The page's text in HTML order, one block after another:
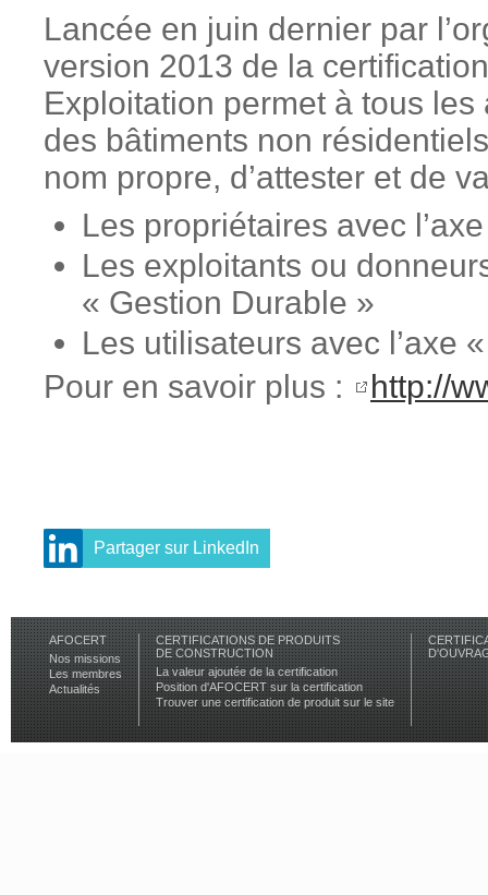
Lancée en juin dernier par
version 2013 de la
Exploitation permet à tous
des bâtiments non
nom propre, d’attester et de
Les propriétaires avec
Les exploitants ou
« Gestion Durable »
Les utilisateurs avec l’axe
Pour en savoir plus :
http://
Partager sur LinkedIn
AFOCERT
Nos missions
Les membres
Actualités
CERTIFICATIONS DE PRODUITS
DE CONSTRUCTION
La valeur ajoutée de la certification
Position d'AFOCERT sur la certification
Trouver une certification de produit sur le site